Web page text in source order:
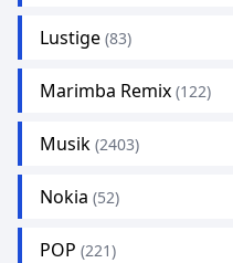
Lustige (83)
Marimba Remix (122)
Musik (2403)
Nokia (52)
POP (221)